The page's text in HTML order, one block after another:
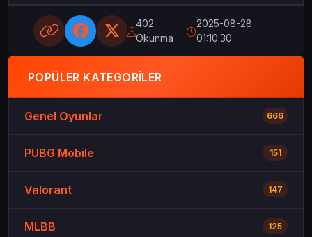
402
Okunma
2025-08-28
01:10:30
POPÜLER KATEGORILER
Genel Oyunlar 666
PUBG Mobile 151
Valorant 147
MLBB 125